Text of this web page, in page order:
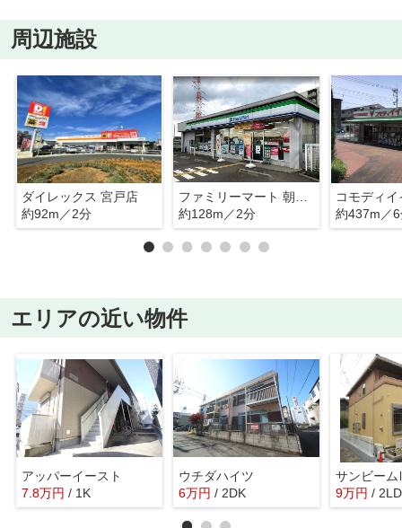
周辺施設
ダイレックス 宮戸店
約92m／2分
ファミリーマート 朝霞宮戸店
約128m／2分
約437m／
エリアの近い物件
アッパーイースト
7.8万円 / 1K
ウチダハイツ
6万円 / 2DK
サンビー
9万円 /